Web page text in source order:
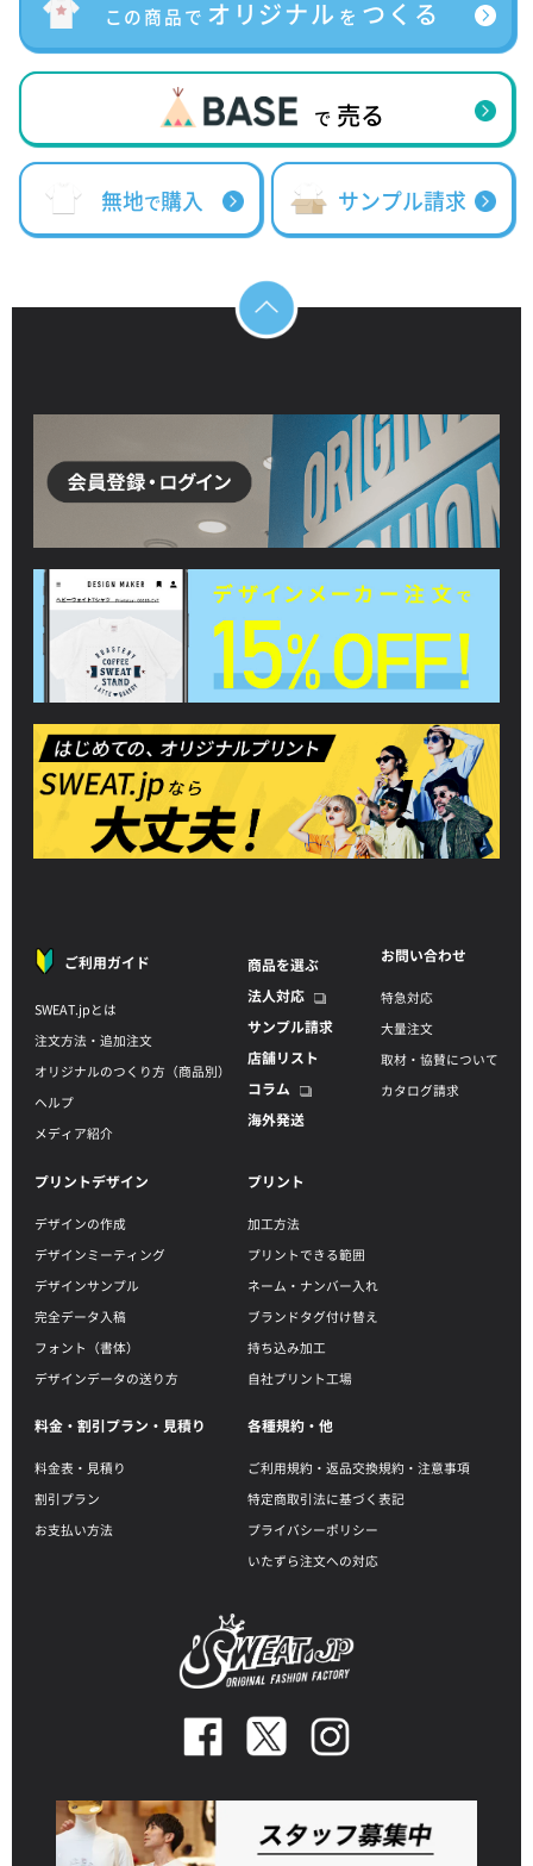
この商品で オリジナル を つくる
で 売る
無地で購入 サンプル請求
ご利用ガイド
SWEAT.jpとは
注文方法・追加注文
オリジナルのつくり方（商品別）
ヘルプ
メディア紹介
商品を選ぶ
法人対応
サンプル請求
店舗リスト
コラム
海外発送
お問い合わせ
特急対応
大量注文
取材・協賛について
カタログ請求
プリントデザイン
デザインの作成
デザインミーティング
デザインサンプル
完全データ入稿
フォント（書体）
デザインデータの送り方
プリント
加工方法
プリントできる範囲
ネーム・ナンバー入れ
ブランドタグ付け替え
持ち込み加工
自社プリント工場
料金・割引プラン・見積り
料金表・見積り
割引プラン
お支払い方法
各種規約・他
ご利用規約・返品交換規約・注意事項
特定商取引法に基づく表記
プライバシーポリシー
いたずら注文への対応